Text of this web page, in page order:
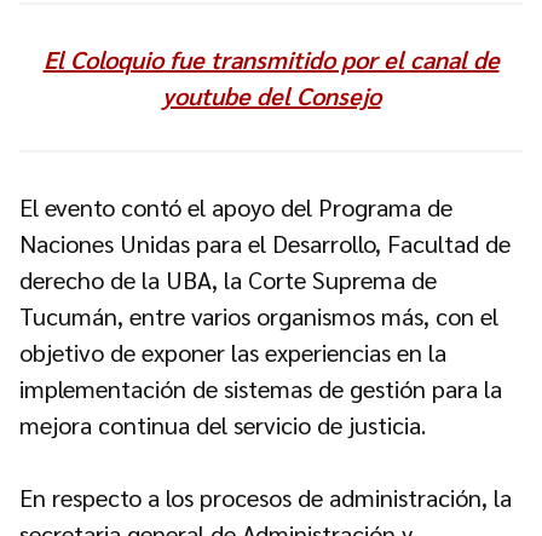
El Coloquio fue transmitido por el canal de
youtube del Consejo
El evento contó el apoyo del Programa de
Naciones Unidas para el Desarrollo, Facultad de
derecho de la UBA, la Corte Suprema de
Tucumán, entre varios organismos más, con el
objetivo de exponer las experiencias en la
implementación de sistemas de gestión para la
mejora continua del servicio de justicia.
En respecto a los procesos de administración, la